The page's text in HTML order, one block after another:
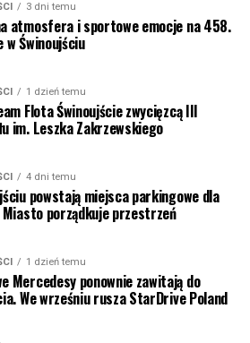
3 dni temu
atmosfera i sportowe emocje na 458.
Świnoujściu
1 dzień temu
Flota Świnoujście zwycięzcą III
im. Leszka Zakrzewskiego
4 dni temu
powstają miejsca parkingowe dla
Miasto porządkuje przestrzeń
1 dzień temu
Mercedesy ponownie zawitają do
We wrześniu rusza StarDrive Poland